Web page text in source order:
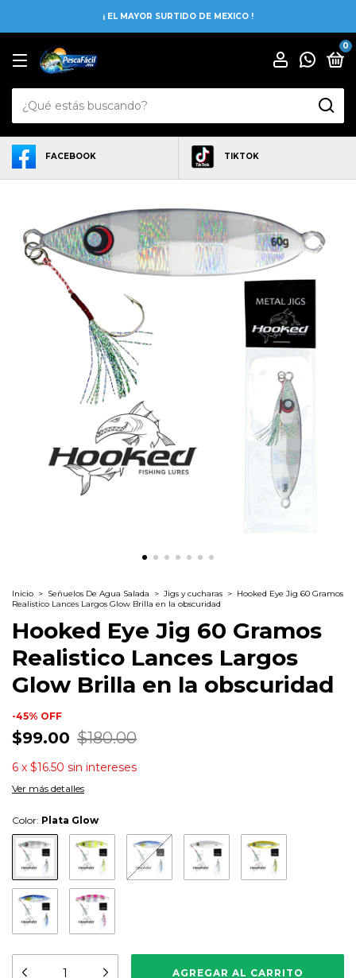
¡ EL MAYOR SURTIDO DE MEXICO !
0
FACEBOOK TIKTOK
Inicio > Señuelos De Agua Salada > Jigs y cucharas > Hooked Eye Jig 60 Gramos
Realistico Lances Largos Glow Brilla en la obscuridad
Hooked Eye Jig 60 Gramos
Realistico Lances Largos
Glow Brilla en la obscuridad
-45% OFF
$99.00 $180.00
6 x $16.50 sin intereses
Ver más detalles
Color: Plata Glow